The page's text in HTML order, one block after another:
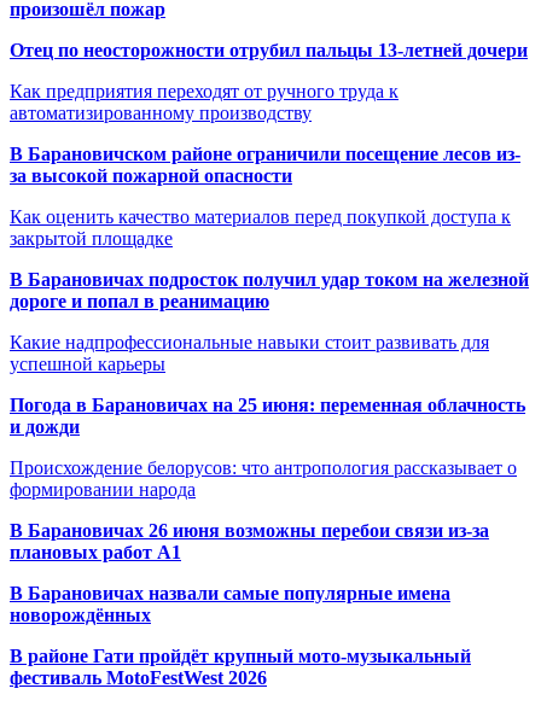
произошёл пожар
Отец по неосторожности отрубил пальцы 13-летней дочери
Как предприятия переходят от ручного труда к
автоматизированному производству
В Барановичском районе ограничили посещение лесов из-
за высокой пожарной опасности
Как оценить качество материалов перед покупкой доступа к
закрытой площадке
В Барановичах подросток получил удар током на железной
дороге и попал в реанимацию
Какие надпрофессиональные навыки стоит развивать для
успешной карьеры
Погода в Барановичах на 25 июня: переменная облачность
и дожди
Происхождение белорусов: что антропология рассказывает о
формировании народа
В Барановичах 26 июня возможны перебои связи из-за
плановых работ A1
В Барановичах назвали самые популярные имена
новорождённых
В районе Гати пройдёт крупный мото-музыкальный
фестиваль MotoFestWest 2026